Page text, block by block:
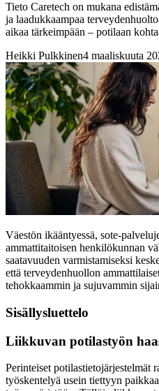
Tieto Caretech on mukana
ja laadukkaampaa
aikaa tärkeimpään – potilaan
Heikki Pulkkinen4 maaliskuuta
Väestön ikääntyessä, sote-
ammattitaitoisen henkilökunnan
saatavuuden varmistamiseksi
että terveydenhuollon
tehokkaammin ja sujuvammin
Sisällysluettelo
Liikkuvan potilastyön
Perinteiset potilastietojärjestelmät
työskentelyä usein tiettyyn